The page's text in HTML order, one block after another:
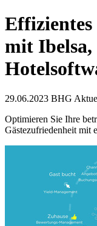
mit Ibelsa,
29.06.2023 BHG
Optimieren Sie Ihre
Gästezufriedenheit mit